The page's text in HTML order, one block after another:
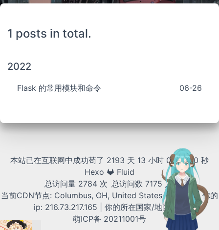
1 posts in total.
2022
Flask 的常用模块和命令 06-26
本站已在互联网中成功苟了 2193 天 13 小时 00 分 00 秒
Hexo
Fluid
总访问量 2784 次 总访问数 7175 人
当前CDN节点: Columbus, OH, United States - (CMH) | 你的
ip: 216.73.217.165 | 你的所在国家/地区:US
萌ICP备 20211001号